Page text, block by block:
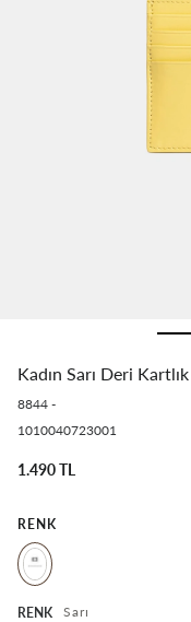
Kadın Sarı Deri Kartlık
8844 -
1010040723001
1.490 TL
RENK
RENK Sarı